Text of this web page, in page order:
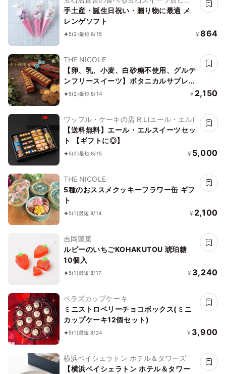
ュエルパフェ
手土産・誕生日祝い・贈り物に最適 メ
レンゲソフト
5(2)最短 8/15 ¥ 864
THE NICOLE
【卵、乳、小麦、白砂糖不使用、グルテ
ンフリースイーツ】ボタニカルサブレ
カカオ、黒糖バニラサブレ缶 2種アソー
5(2)最短 8/14 ¥ 2,150
ワッフル・ケーキの店 R.L(エール・エル)
【送料無料】エール・エルスイーツセッ
ト 【ギフトに◎】
5(2)最短 8/15 ¥ 5,000
THE NICOLE
5種のおススメクッキーフラワー缶 ギフ
ト
5(1)最短 8/14 ¥ 2,100
吉岡製菓
ルビーのいちごKOHAKUTOU 琥珀糖
10個入
5(1)最短 8/17 ¥ 3,240
ベラズカップケーキ
ミニストロベリーチョコボックス(ミニ
カップケーキ12個セット)
5(1)最短 8/24 ¥ 3,900
横浜ベイシェラトン ホテル＆タワーズ
【横浜ベイシェラトン ホテル＆タワー